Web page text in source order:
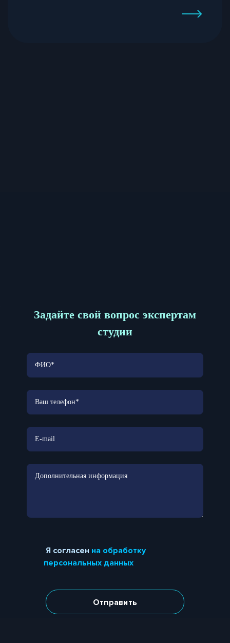
Задайте свой вопрос экспертам
студии
Я согласен на обработку
персональных данных